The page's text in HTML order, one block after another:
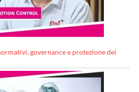
governance e protezione dei